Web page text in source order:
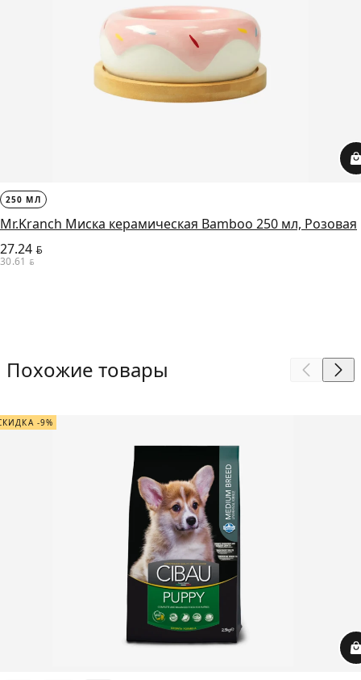
250 МЛ
Mr.Kranch Миска керамическая Bamboo 250 мл, Розовая
27.24 BYN
30.61 BYN
Похожие товары
-9%